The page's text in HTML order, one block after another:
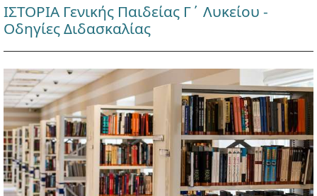
ΙΣΤΟΡΙΑ Γενικής Παιδείας Γ΄ Λυκείου -
Οδηγίες Διδασκαλίας